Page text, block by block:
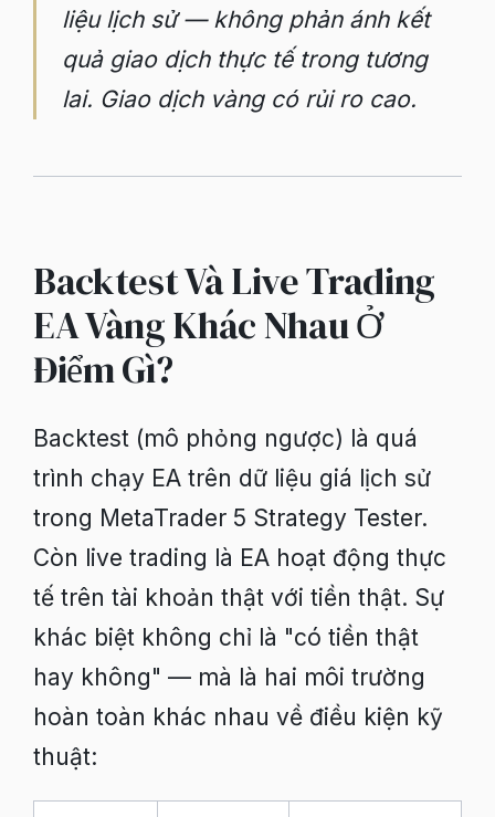
liệu lịch sử — không phản ánh kết
quả giao dịch thực tế trong tương
lai. Giao dịch vàng có rủi ro cao.
Backtest Và Live Trading
EA Vàng Khác Nhau Ở
Điểm Gì?
Backtest (mô phỏng ngược) là quá
trình chạy EA trên dữ liệu giá lịch sử
trong MetaTrader 5 Strategy Tester.
Còn live trading là EA hoạt động thực
tế trên tài khoản thật với tiền thật. Sự
khác biệt không chỉ là "có tiền thật
hay không" — mà là hai môi trường
hoàn toàn khác nhau về điều kiện kỹ
thuật: